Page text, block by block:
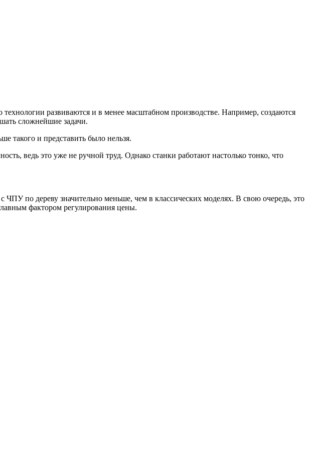
развиваются и в менее масштабном производстве. Например, создаются
сложнейшие задачи.
такого и представить было нельзя.
ведь это уже не ручной труд. Однако станки работают настолько тонко, что
ЧПУ по дереву значительно меньше, чем в классических моделях. В свою очередь, это
фактором регулирования цены.